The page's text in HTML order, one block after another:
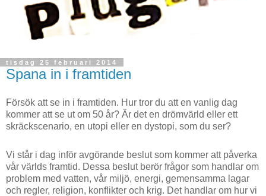
tisdag 25 februari 2014
Spana in i framtiden
Försök att se in i framtiden. Hur tror du att en vanlig dag
kommer att se ut om 50 år? Är det en drömvärld eller ett
skräckscenario, en utopi eller en dystopi, som du ser?
Vi står i dag inför avgörande beslut som kommer att påverka
vår världs framtid. Dessa beslut berör frågor som handlar om
problem med vatten, vår miljö, energi, gemensamma lagar
och regler, religion, konflikter och krig. Det handlar om hur vi